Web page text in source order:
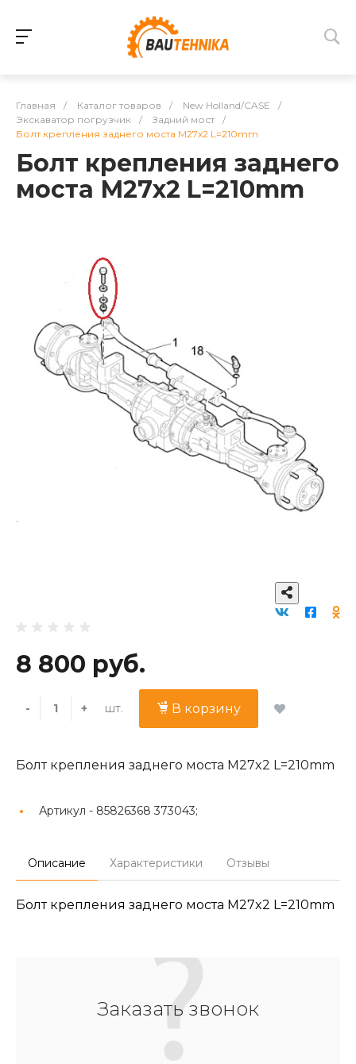
Главная / Каталог товаров / New Holland/CASE
/
Экскаватор погрузчик
/ Задний мост
/
Болт крепления заднего моста М27x2 L=210mm
Болт крепления заднего
моста М27x2 L=210mm
8 800 руб.
- + шт. В корзину
Болт крепления заднего моста М27x2 L=210mm
Артикул - 85826368 373043;
Описание Характеристики Отзывы
Болт крепления заднего моста М27x2 L=210mm
Заказать звонок